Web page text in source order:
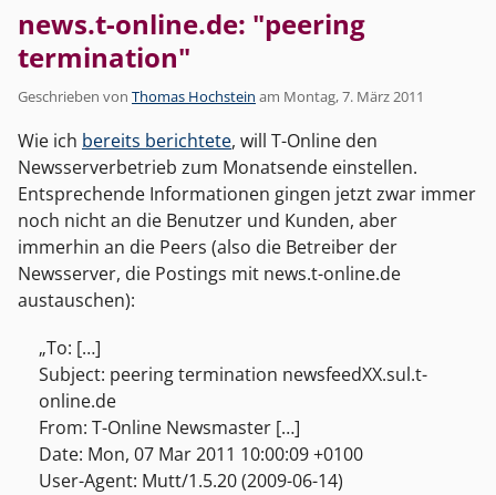
news.t-online.de: "peering
termination"
Geschrieben von Thomas Hochstein am Montag, 7. März 2011
Wie ich bereits berichtete, will T-Online den
Newsserverbetrieb zum Monatsende einstellen.
Entsprechende Informationen gingen jetzt zwar immer
noch nicht an die Benutzer und Kunden, aber
immerhin an die Peers (also die Betreiber der
Newsserver, die Postings mit news.t-online.de
austauschen):
To: […]
Subject: peering termination newsfeedXX.sul.t-
online.de
From: T-Online Newsmaster […]
Date: Mon, 07 Mar 2011 10:00:09 +0100
User-Agent: Mutt/1.5.20 (2009-06-14)